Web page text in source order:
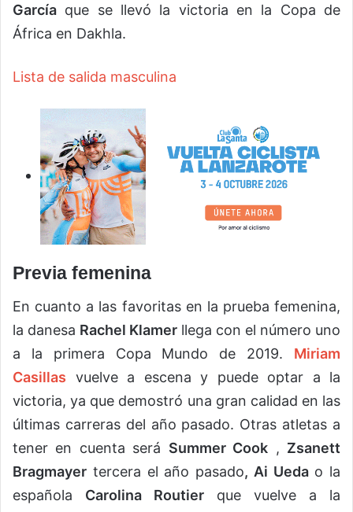
García que se llevó la victoria en la Copa de
África en Dakhla.
Lista de salida masculina
Previa femenina
En cuanto a las favoritas en la prueba femenina,
la danesa Rachel Klamer llega con el número uno
a la primera Copa Mundo de 2019. Miriam
Casillas vuelve a escena y puede optar a la
victoria, ya que demostró una gran calidad en las
últimas carreras del año pasado. Otras atletas a
tener en cuenta será Summer Cook , Zsanett
Bragmayer tercera el año pasado, Ai Uedao la
española Carolina Routier que vuelve a la